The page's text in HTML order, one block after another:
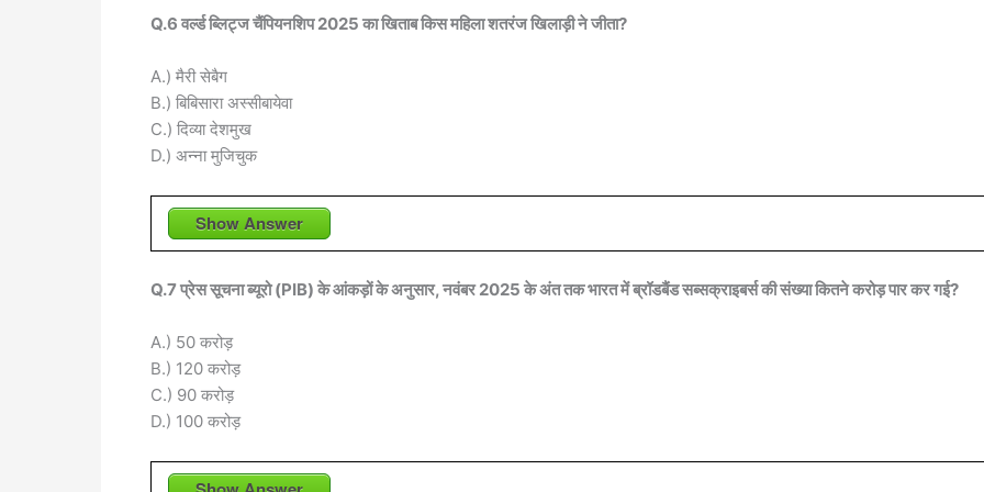
Q.6 वर्ल्ड ब्लिट्ज चैंपियनशिप 2025 का खिताब किस महिला शतरंज खिलाड़ी ने जीता?
A.) मैरी सेबैग
B.) बिबिसारा अस्सीबायेवा
C.) दिव्या देशमुख
D.) अन्ना मुजिचुक
Show Answer
Q.7 प्रेस सूचना ब्यूरो (PIB) के आंकड़ों के अनुसार, नवंबर 2025 के अंत तक भारत में ब्रॉडबैंड सब्सक्राइबर्स की संख्या कितने करोड़ पार कर गई?
A.) 50 करोड़
B.) 120 करोड़
C.) 90 करोड़
D.) 100 करोड़